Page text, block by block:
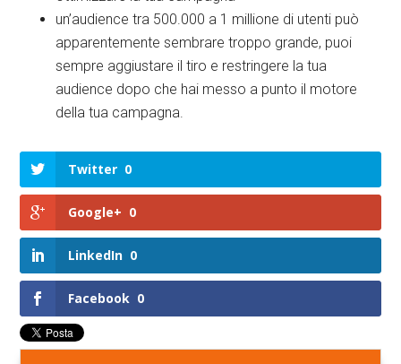
un’audience tra 500.000 a 1 millione di utenti può
apparentemente sembrare troppo grande, puoi
sempre aggiustare il tiro e restringere la tua
audience dopo che hai messo a punto il motore
della tua campagna.
Twitter 0
Google+ 0
LinkedIn 0
Facebook 0